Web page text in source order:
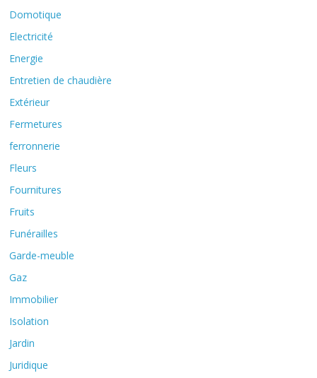
Domotique
Electricité
Energie
Entretien de chaudière
Extérieur
Fermetures
ferronnerie
Fleurs
Fournitures
Fruits
Funérailles
Garde-meuble
Gaz
Immobilier
Isolation
Jardin
Juridique